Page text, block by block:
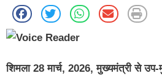
शिमला 28 मार्च, 2026, मुख्यमंत्री से